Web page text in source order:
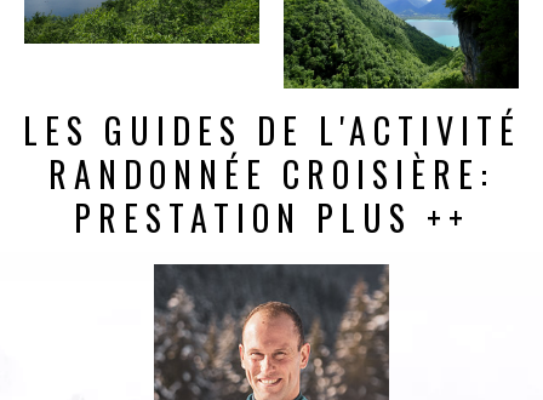
LES GUIDES DE L'ACTIVITÉ
RANDONNÉE CROISIÈRE:
PRESTATION PLUS ++